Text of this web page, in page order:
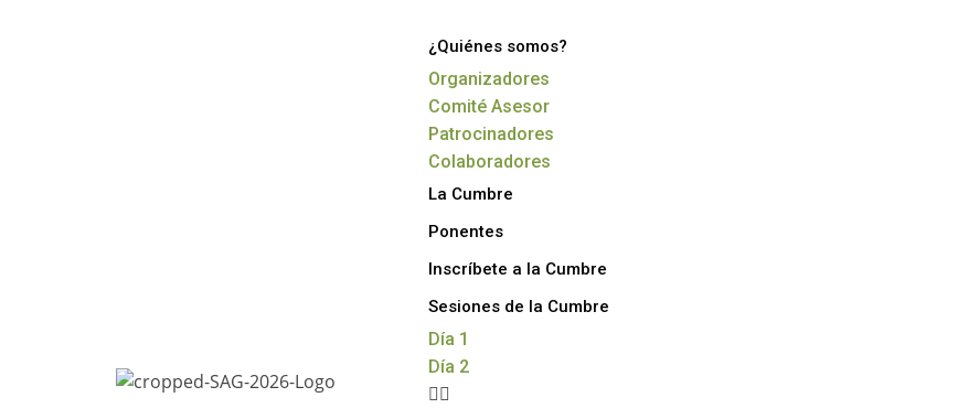
¿Quiénes somos?
Organizadores
Comité Asesor
Patrocinadores
Colaboradores
La Cumbre
Ponentes
Inscríbete a la Cumbre
Sesiones de la Cumbre
Día 1
Día 2